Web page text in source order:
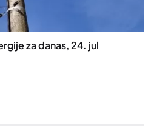
za danas, 24. jul